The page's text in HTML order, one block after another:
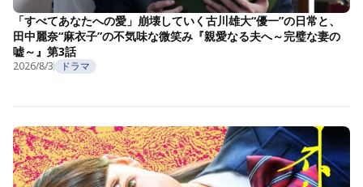
「すべてあなたへの愛」崩壊していく古川雄大“優一”の日常と、
田中麗奈“麻衣子”の不気味な微笑み『親愛なる夫へ～完璧な妻の
嘘～』第3話
2026/8/3 ドラマ